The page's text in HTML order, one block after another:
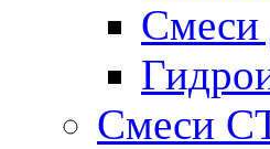
Смеси
Смеси